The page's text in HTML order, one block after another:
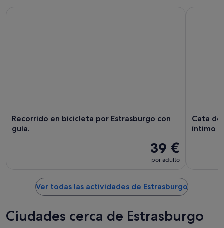
Recorrido en bicicleta por Estrasburgo con
guía.
39 €
por adulto
Cata de
íntimo
Ver todas las actividades de Estrasburgo
Ciudades cerca de Estrasburgo